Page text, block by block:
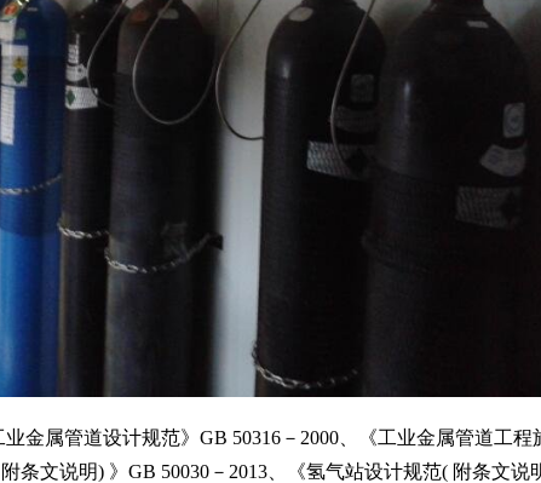
金属管道设计规范》GB 50316－2000、《工业金属管道工
条文说明) 》GB 50030－2013、《氢气站设计规范( 附条文